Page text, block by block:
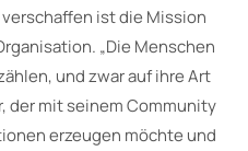
ist die Mission
„Die Menschen
und zwar auf ihre Art
der mit seinem Community
erzeugen möchte und